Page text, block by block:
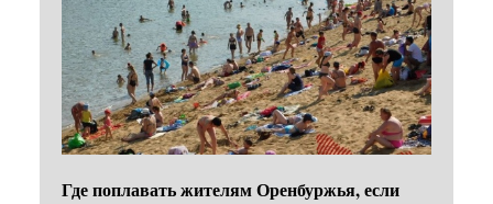
Где поплавать жителям Оренбуржья, если